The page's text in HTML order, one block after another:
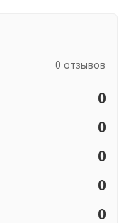
0 отзывов
0
0
0
0
0